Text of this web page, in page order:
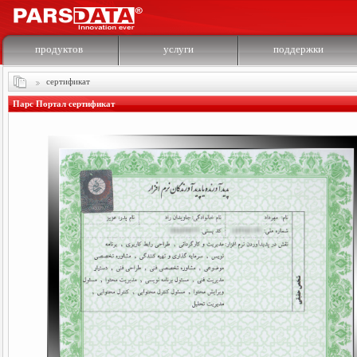
продуктов услуги поддержки
сертификат
Парс Портал сертификат